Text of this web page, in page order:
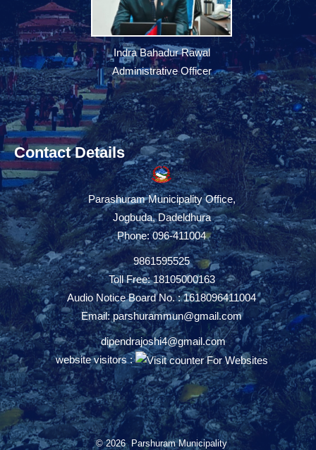
Indra Bahadur Rawal
Administrative Officer
Contact Details
Parashuram Municipality Office,
Jogbuda, Dadeldhura
Phone: 096-411004
9861595525
Toll Free: 18105000163
Audio Notice Board No. : 1618096411004
Email:parshurammun@gmail.com
dipendrajoshi4@gmail.com
website visitors :
© 2026 Parshuram Municipality